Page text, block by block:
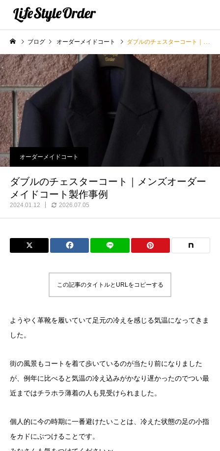
ブログ オーダーメイドコート ダブルのチェスターコート｜メンズオーダーメイドコート製作事例
オーダーメイドコート
ダブルのチェスターコート｜メンズオーダー
メイドコート製作事例
2024.01.12 2026.07.05
この記事のタイトルとURLをコピーする
ようやく革靴を履いていて足元の冷えを感じる気温になってきま
した。
街の風景もコートを着て歩いているのが当たり前になりました
が、例年に比べると気温の冷え込みがかなり遅かったのでつい最
近まではチラホラ薄着の人も見受けられました。
個人的に今の時期に一番避けたいことは、冷えた状態の足の小指
をカドにぶつけることです。